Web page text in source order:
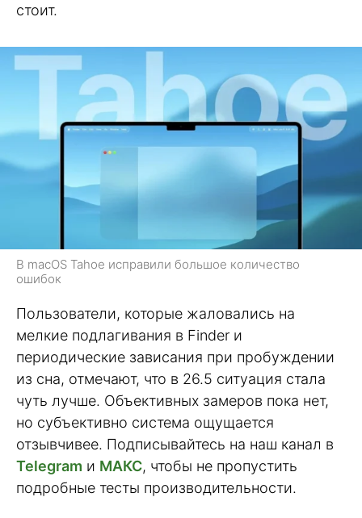
стоит.
В macOS Tahoe исправили большое количество
ошибок
Пользователи, которые жаловались на
мелкие подлагивания в Finder и
периодические зависания при пробуждении
из сна, отмечают, что в 26.5 ситуация стала
чуть лучше. Объективных замеров пока нет,
но субъективно система ощущается
отзывчивее. Подписывайтесь на наш канал в
Telegram и МАКС, чтобы не пропустить
подробные тесты производительности.